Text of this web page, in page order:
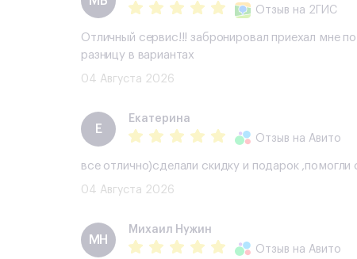
Отзыв на 2ГИС
Отличный сервис!!! забронировал приехал мне
разницу в вариантах
04 Августа 2026
Е
Екатерина
Отзыв на Авито
все отлично)сделали скидку и подарок
04 Августа 2026
МН
Михаил Нужин
Отзыв на Авито